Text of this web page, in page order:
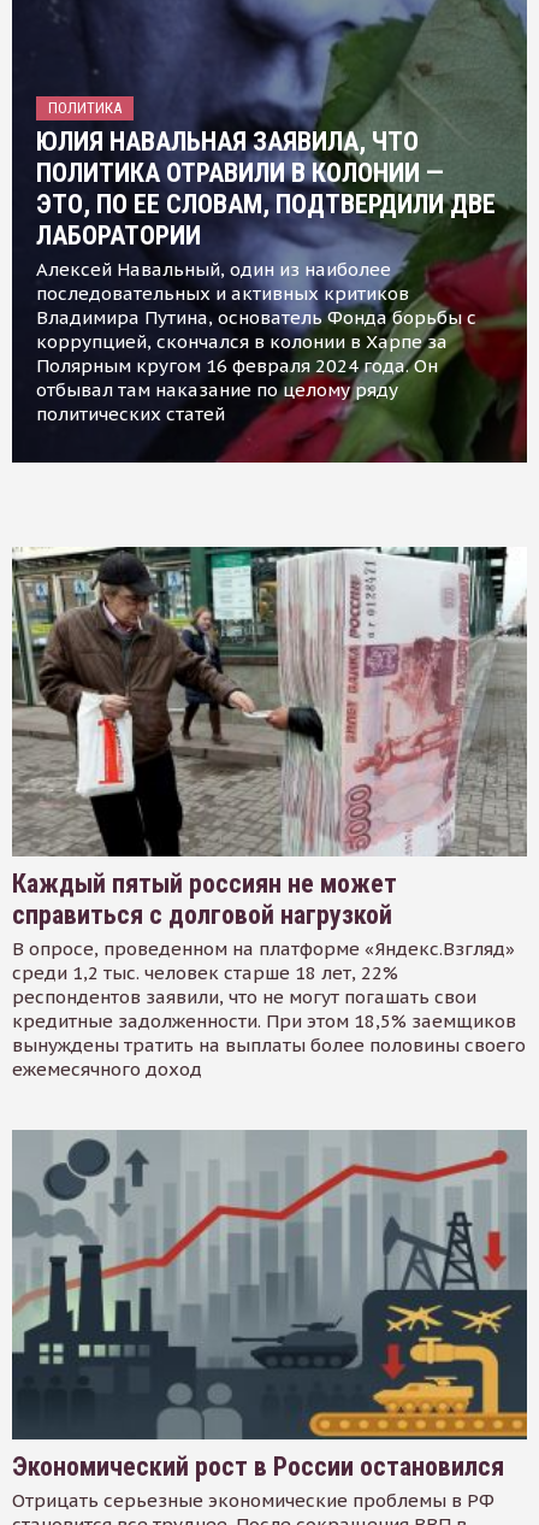
ПОЛИТИКА
ЮЛИЯ НАВАЛЬНАЯ ЗАЯВИЛА, ЧТО
ПОЛИТИКА ОТРАВИЛИ В КОЛОНИИ —
ЭТО, ПО ЕЕ СЛОВАМ, ПОДТВЕРДИЛИ ДВЕ
ЛАБОРАТОРИИ
Алексей Навальный, один из наиболее
последовательных и активных критиков
Владимира Путина, основатель Фонда борьбы с
коррупцией, скончался в колонии в Харпе за
Полярным кругом 16 февраля 2024 года. Он
отбывал там наказание по целому ряду
политических статей
Каждый пятый россиян не может
справиться с долговой нагрузкой
В опросе, проведенном на платформе «Яндекс.Взгляд»
среди 1,2 тыс. человек старше 18 лет, 22%
респондентов заявили, что не могут погашать свои
кредитные задолженности. При этом 18,5% заемщиков
вынуждены тратить на выплаты более половины своего
ежемесячного доход
Экономический рост в России остановился
Отрицать серьезные экономические проблемы в РФ